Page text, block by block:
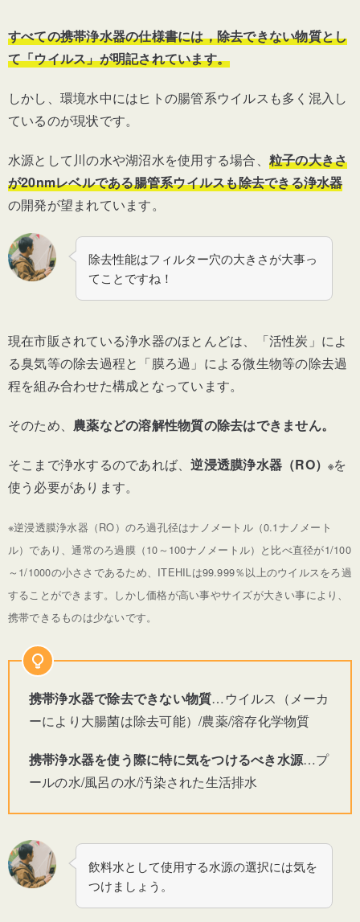
すべての携帯浄水器の仕様書には，除去できない物質とし
て「ウイルス」が明記されています。
しかし、環境水中にはヒトの腸管系ウイルスも多く混入し
ているのが現状です。
水源として川の水や湖沼水を使用する場合、 粒子の大きさ
が20nmレベルである腸管系ウイルスも除去できる浄水器
の開発が望まれています。
除去性能はフィルター穴の大きさが大事っ
てことですね！
現在市販されている浄水器のほとんどは、「活性炭」によ
る臭気等の除去過程と「膜ろ過」による微生物等の除去過
程を組み合わせた構成となっています。
そのため、 農薬などの溶解性物質の除去はできません。
そこまで浄水するのであれば、逆浸透膜浄水器（RO）※を
使う必要があります。
※逆浸透膜浄水器（RO）のろ過孔径はナノメートル（0.1ナノメート
ル）であり、通常のろ過膜（10～100ナノメートル）と比べ直径が1/100
～1/1000の小ささであるため、ITEHILは99.999％以上のウイルスをろ過
することができます。しかし価格が高い事やサイズが大きい事により、
携帯できるものは少ないです。
携帯浄水器で除去できない物質…ウイルス（メーカ
ーにより大腸菌は除去可能）/農薬/溶存化学物質
携帯浄水器を使う際に特に気をつけるべき水源…プ
ールの水/風呂の水/汚染された生活排水
飲料水として使用する水源の選択には気を
つけましょう。